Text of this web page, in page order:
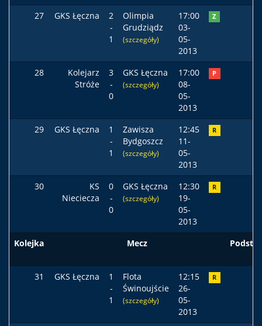
27 GKS Łęczna
2
-
1
Olimpia
Grudziądz
(szczegóły)
17:00
03-
05-
2013
Z
28
Kolejarz
Stróże
3
-
0
GKS Łęczna
(szczegóły)
17:00
08-
05-
2013
P
29 GKS Łęczna
1
-
1
Zawisza
Bydgoszcz
(szczegóły)
12:45
11-
05-
2013
R
30
KS
Nieciecza
0
-
0
GKS Łęczna
(szczegóły)
12:30
19-
05-
2013
R
Kolejka Mecz Podst
31 GKS Łęczna
1
-
1
Flota
Świnoujście
(szczegóły)
12:15
26-
05-
2013
R